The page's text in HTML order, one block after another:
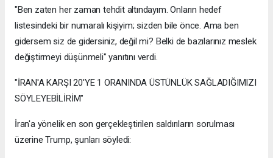
"Ben zaten her zaman tehdit altındayım. Onların hedef
listesindeki bir numaralı kişiyim; sizden bile önce. Ama ben
gidersem siz de gidersiniz, değil mi? Belki de bazılarınız meslek
değiştirmeyi düşünmeli" yanıtını verdi.
"İRAN'A KARŞI 20'YE 1 ORANINDA ÜSTÜNLÜK SAĞLADIĞIMIZI
SÖYLEYEBİLİRİM"
İran'a yönelik en son gerçekleştirilen saldırıların sorulması
üzerine Trump, şunları söyledi: